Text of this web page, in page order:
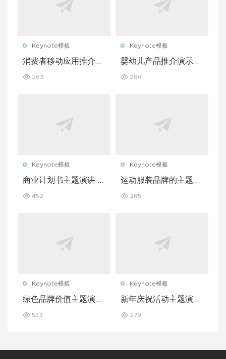
Keynote模板
消费者移动应用推介演
ote 模板
263
Keynote模板
婴幼儿产品推介演示文
模板
286
Keynote模板
商业计划书主题演讲 K
452
Keynote模板
运动服装品牌的主题演
285
Keynote模板
绿色品牌价值主题演讲
553
Keynote模板
新年庆祝活动主题演讲
279